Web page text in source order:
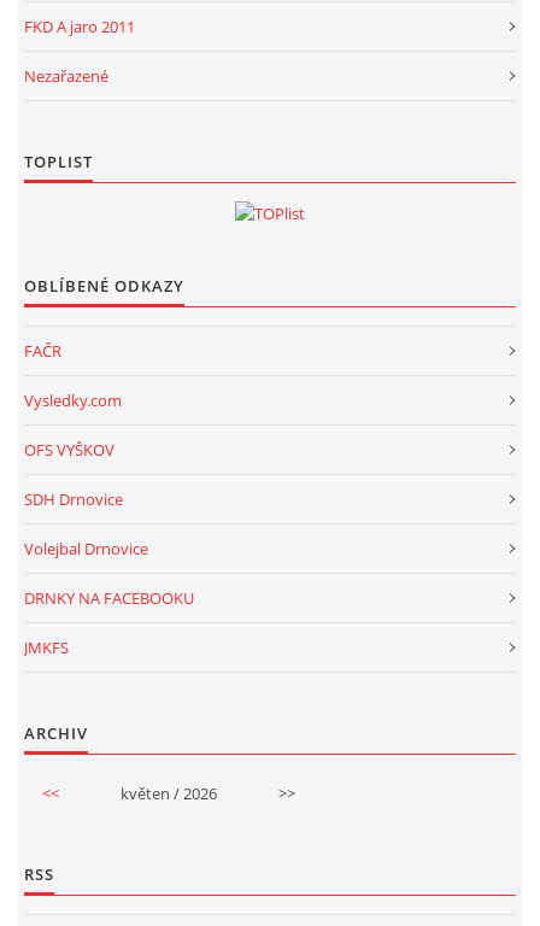
FKD A jaro 2011
Nezařazené
TOPLIST
OBLÍBENÉ ODKAZY
FAČR
Vysledky.com
OFS VYŠKOV
SDH Drnovice
Volejbal Drnovice
DRNKY NA FACEBOOKU
JMKFS
ARCHIV
<< květen / 2026 >>
RSS